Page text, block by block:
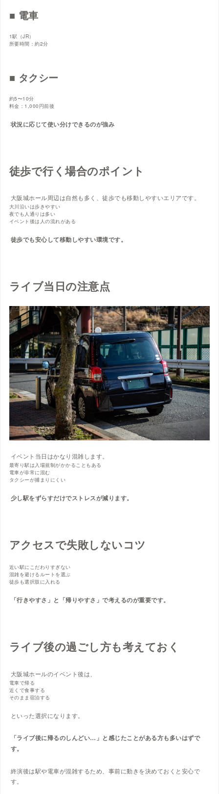
■ 電車
1駅（JR）
所要時間：約2分
■ タクシー
約5〜10分
料金：1,000円前後
状況に応じて使い分けできるのが強み
徒歩で行く場合のポイント
大阪城ホール周辺は自然も多く、徒歩でも移動しやすいエリアです。
大川沿いは歩きやすい
夜でも人通りは多い
イベント後は人の流れがある
徒歩でも安心して移動しやすい環境です。
ライブ当日の注意点
イベント当日はかなり混雑します。
最寄り駅は入場規制がかかることもある
電車が非常に混む
タクシーが捕まりにくい
少し駅をずらすだけでストレスが減ります。
アクセスで失敗しないコツ
近い駅にこだわりすぎない
混雑を避けるルートを選ぶ
徒歩も選択肢に入れる
「行きやすさ」と「帰りやすさ」で考えるのが重要です。
ライブ後の過ごし方も考えておく
大阪城ホールのイベント後は、
電車で帰る
近くで食事する
そのまま宿泊する
といった選択になります。
「ライブ後に帰るのしんどい…」と感じたことがある方も多いはずで
す。
終演後は駅や電車が混雑するため、事前に動きを決めておくと安心で
す。